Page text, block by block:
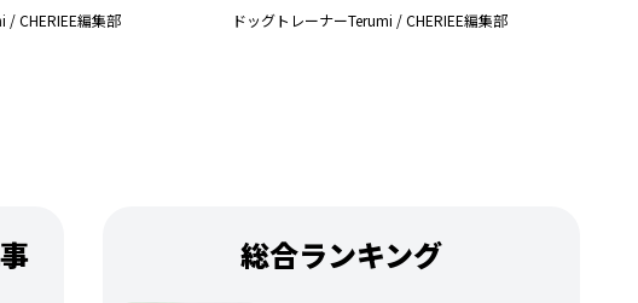
/CHERIEE編集部 ドッグトレーナーTerumi /CHERIEE編集部
総合ランキング